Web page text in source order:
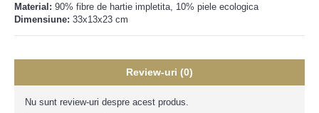
Material: 90% fibre de hartie impletita, 10% piele ecologica
Dimensiune: 33x13x23 cm
Review-uri (0)
Nu sunt review-uri despre acest produs.